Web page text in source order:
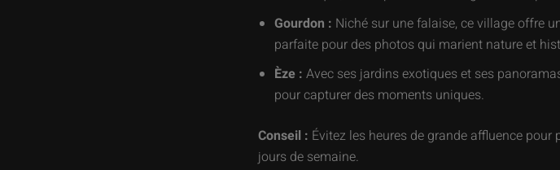
Gourdon : Niché sur une falaise, ce village offre
parfaite pour des photos qui marient nature et
Èze : Avec ses jardins exotiques et ses
pour capturer des moments uniques.
Conseil : Évitez les heures de grande affluence
jours de semaine.